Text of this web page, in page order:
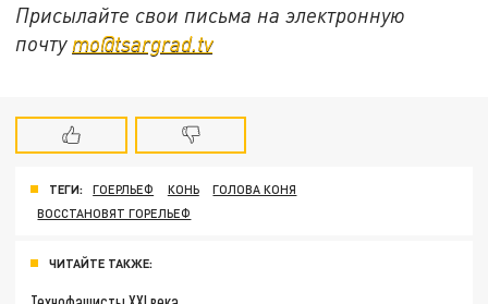
Присылайте свои письма на электронную
почту mo@tsargrad.tv
ТЕГИ: ГОЕРЛЬЕФ КОНЬ
ГОЛОВА КОНЯ
ВОССТАНОВЯТ ГОРЕЛЬЕФ
ЧИТАЙТЕ ТАКЖЕ: